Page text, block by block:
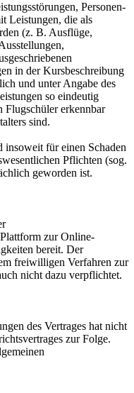
Personen-
Leistungen, die als
(z. B. Ausflüge,
in der Kursbeschreibung
und unter Angabe des
so eindeutig
Flugschüler erkennbar
sind.
insoweit für einen Schaden
Pflichten (sog.
geworden ist.
zur Online-
bereit. Der
freiwilligen Verfahren zur
nicht dazu verpflichtet.
des Vertrages hat nicht
zur Folge.